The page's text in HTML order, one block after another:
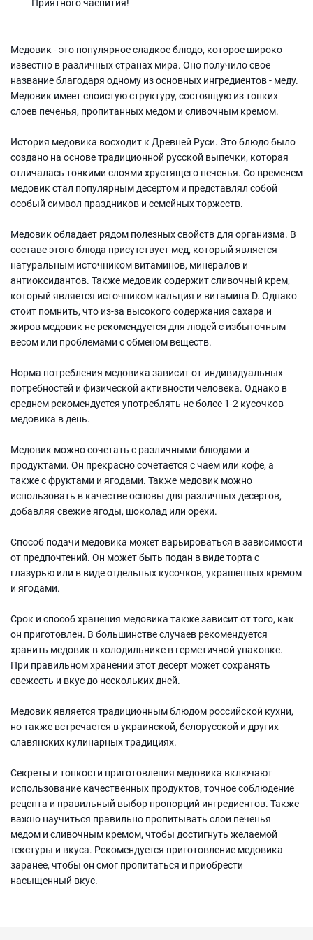
Медовик - это популярное сладкое блюдо, которое широко
известно в различных странах мира. Оно получило свое
название благодаря одному из основных ингредиентов - меду.
Медовик имеет слоистую структуру, состоящую из тонких
слоев печенья, пропитанных медом и сливочным кремом.
История медовика восходит к Древней Руси. Это блюдо было
создано на основе традиционной русской выпечки, которая
отличалась тонкими слоями хрустящего печенья. Со временем
медовик стал популярным десертом и представлял собой
особый символ праздников и семейных торжеств.
Медовик обладает рядом полезных свойств для организма. В
составе этого блюда присутствует мед, который является
натуральным источником витаминов, минералов и
антиоксидантов. Также медовик содержит сливочный крем,
который является источником кальция и витамина D. Однако
стоит помнить, что из-за высокого содержания сахара и
жиров медовик не рекомендуется для людей с избыточным
весом или проблемами с обменом веществ.
Норма потребления медовика зависит от индивидуальных
потребностей и физической активности человека. Однако в
среднем рекомендуется употреблять не более 1-2 кусочков
медовика в день.
Медовик можно сочетать с различными блюдами и
продуктами. Он прекрасно сочетается с чаем или кофе, а
также с фруктами и ягодами. Также медовик можно
использовать в качестве основы для различных десертов,
добавляя свежие ягоды, шоколад или орехи.
Способ подачи медовика может варьироваться в зависимости
от предпочтений. Он может быть подан в виде торта с
глазурью или в виде отдельных кусочков, украшенных кремом
и ягодами.
Срок и способ хранения медовика также зависит от того, как
он приготовлен. В большинстве случаев рекомендуется
хранить медовик в холодильнике в герметичной упаковке.
При правильном хранении этот десерт может сохранять
свежесть и вкус до нескольких дней.
Медовик является традиционным блюдом российской кухни,
но также встречается в украинской, белорусской и других
славянских кулинарных традициях.
Секреты и тонкости приготовления медовика включают
использование качественных продуктов, точное соблюдение
рецепта и правильный выбор пропорций ингредиентов. Также
важно научиться правильно пропитывать слои печенья
медом и сливочным кремом, чтобы достигнуть желаемой
текстуры и вкуса. Рекомендуется приготовление медовика
заранее, чтобы он смог пропитаться и приобрести
насыщенный вкус.